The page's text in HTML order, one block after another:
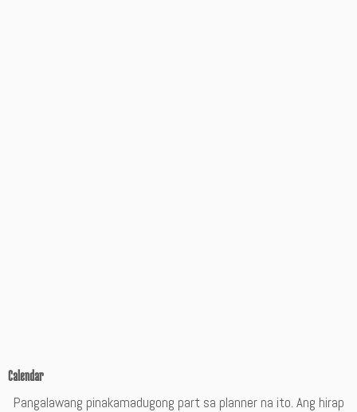
Calendar
Pangalawang pinakamadugong part sa planner na ito. Ang hirap